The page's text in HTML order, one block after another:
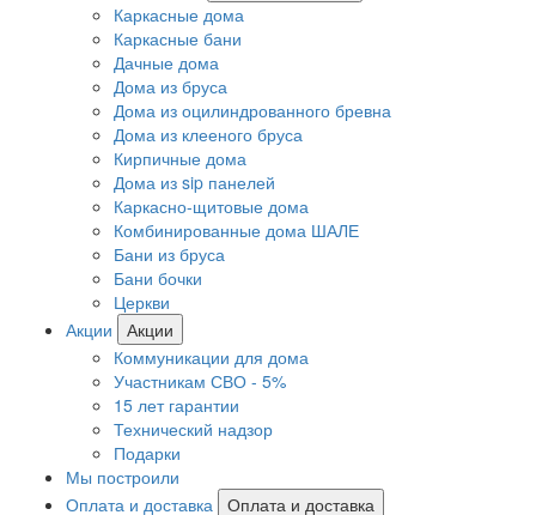
Каркасные дома
Каркасные бани
Дачные дома
Дома из бруса
Дома из оцилиндрованного бревна
Дома из клееного бруса
Кирпичные дома
Дома из sip панелей
Каркасно-щитовые дома
Комбинированные дома ШАЛЕ
Бани из бруса
Бани бочки
Церкви
Акции
Акции
Коммуникации для дома
Участникам СВО - 5%
15 лет гарантии
Технический надзор
Подарки
Мы построили
Оплата и доставка
Оплата и доставка